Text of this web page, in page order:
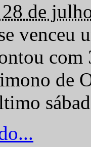
de
venceu
com
de